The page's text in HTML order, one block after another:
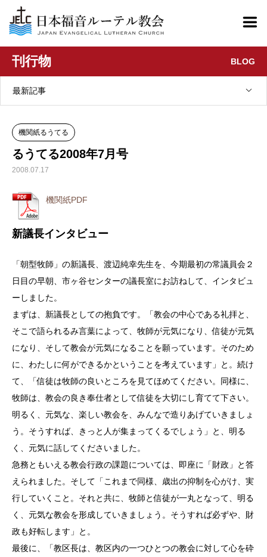
刊行物 BLOG
最新記事
機関紙るうてる
るうてる2008年7月号
2008.07.17
機関紙PDF
新議長インタビュー
「朝型牧師」の新議長、渡辺純幸先生を、今期最初の常議員会２
日目の早朝、市ヶ谷センターの議長室にお訪ねして、インタビュ
ーしました。
まずは、新議長としての抱負です。「教会の中心である礼拝と、
そこで語られるみ言葉によって、牧師が元気になり、信徒が元気
になり、そして教会が元気になることを願っています。そのため
に、わたしに何ができるかということを考えています」と。続け
て、「信徒は牧師の良いところを見てほめてください。同様に、
牧師は、教会の良き奉仕者として信徒を大切にし育てて下さい。
明るく、元気な、楽しい教会を、みんなで造りあげていきましょ
う。そうすれば、きっと人が集まってくるでしょう」と、明る
く、元気に話してくださいました。
急務ともいえる教会行政の課題については、即座に「財政」と答
えられました。そして「これまで同様、歳出の抑制を心がけ、実
行していくこと。それと共に、牧師と信徒が一丸となって、明る
く、元気な教会を形成していきましょう。そうすれば必ずや、財
政も好転します」と。
最後に、「教区長は、教区内の一つひとつの教会に対して心を砕